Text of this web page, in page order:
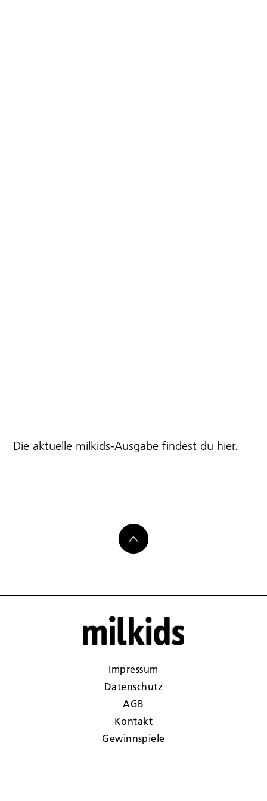
Die aktuelle milkids-Ausgabe findest du hier.
Impressum
Datenschutz
AGB
Kontakt
Gewinnspiele